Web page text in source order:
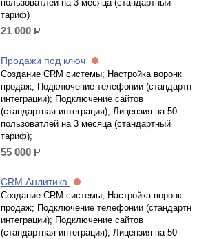
пользоватлей на 3 месяца (стандартный
тариф)
21 000 р.
Продажи под ключ
Создание CRM системы; Настройка воронк
продаж; Подключение телефонии (стандартн
интеграции); Подключение сайтов
(стандартная интеграция); Лицензия на 50
пользоватлей на 3 месяца (стандартный
тариф);
55 000 р.
CRM Анлитика
Создание CRM системы; Настройка воронк
продаж; Подключение телефонии (стандартн
интеграции); Подключение сайтов
(стандартная интеграция); Лицензия на 50